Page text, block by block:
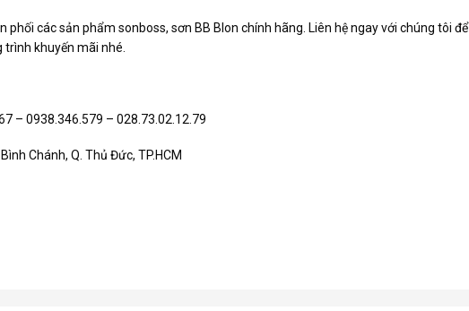
phối các sản phẩm sonboss, sơn BB Blon chính hãng. Liên hệ ngay với chúng tôi để
khuyến mãi nhé.
– 0938.346.579 – 028.73.02.12.79
Chánh, Q. Thủ Đức, TP.HCM